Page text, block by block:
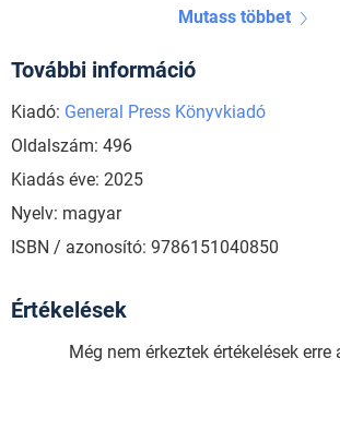
Mutass többet
További információ
Kiadó: General Press Könyvkiadó
Oldalszám: 496
Kiadás éve: 2025
Nyelv: magyar
ISBN / azonosító: 9786151040850
Értékelések
Még nem érkeztek értékelések erre